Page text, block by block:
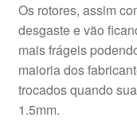
Os rotores, assim
desgaste e vão
mais frágeis
maioria dos
trocados quando
1.5mm.